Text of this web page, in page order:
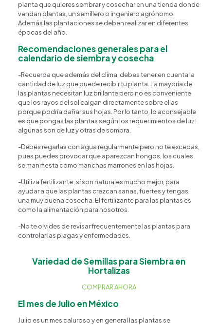
planta que quieres sembrar y cosechar en una tienda donde
vendan plantas, un semillero o ingeniero agrónomo.
Además las plantaciones se deben realizar en diferentes
épocas del año.
Recomendaciones generales para el
calendario de siembra y cosecha
-Recuerda que además del clima, debes tener en cuenta la
cantidad de luz que puede recibir tu planta. La mayoría de
las plantas necesitan luz brillante pero no es conveniente
que los rayos del sol caigan directamente sobre ellas
porque podría dañar sus hojas. Por lo tanto, lo aconsejable
es que pongas las plantas según los requerimientos de luz:
algunas son de luz y otras de sombra.
-Debes regarlas con agua regularmente pero no te excedas,
pues puedes provocar que aparezcan hongos, los cuales
se manifiesta como manchas marrones en las hojas.
-Utiliza fertilizante; sí son naturales mucho mejor, para
ayudar a que las plantas crezcan sanas, fuertes y tengas
una muy buena cosecha. El fertilizante para las plantas es
como la alimentación para nosotros.
-No te olvides de revisar frecuentemente las plantas para
controlar las plagas y enfermedades.
Variedad de Semillas para Siembra en
Hortalizas
COMPRAR AHORA
El mes de Julio en México
Julio es un mes caluroso y en general las plantas se
Happy Flower Agente IA